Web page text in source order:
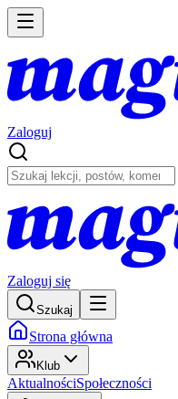
Zaloguj
Zaloguj się
Szukaj
Strona główna
Klub
AktualnościSpołeczności